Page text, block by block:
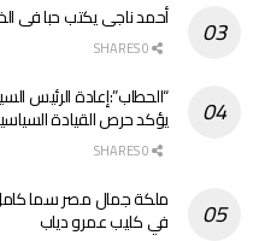
أحمد ناجى يكتب حبا فى
“الحطاب”:إعادة الرئيس
يؤكد حرص القيادة
ملكة جمال مصر سما
في كليب عمرو دياب